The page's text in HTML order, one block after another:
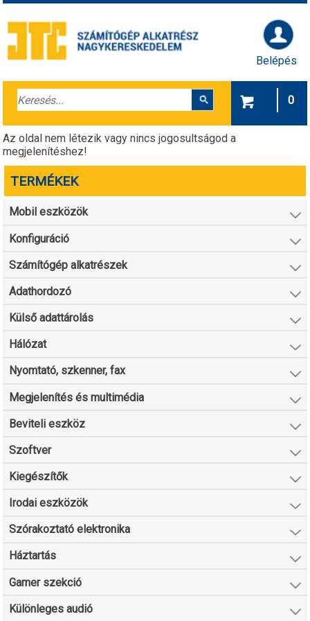
Belépés
0
Az oldal nem létezik vagy nincs jogosultságod a
megjelenítéshez!
TERMÉKEK
Mobil eszközök
Konfiguráció
Számítógép alkatrészek
Adathordozó
Külső adattárolás
Hálózat
Nyomtató, szkenner, fax
Megjelenítés és multimédia
Beviteli eszköz
Szoftver
Kiegészítők
Irodai eszközök
Szórakoztató elektronika
Háztartás
Gamer szekció
Különleges audió